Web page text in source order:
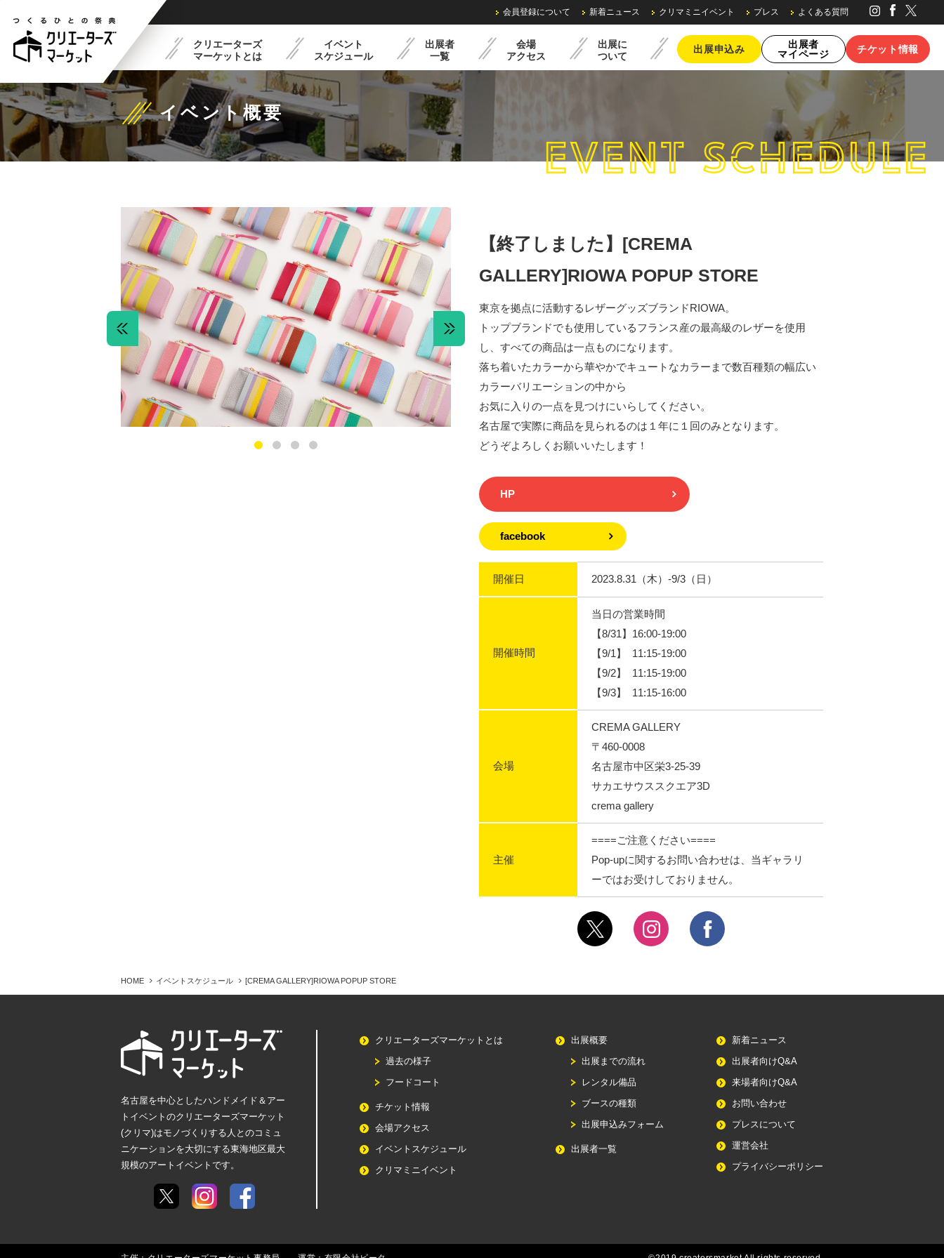
クリエーターズ
マーケットとは
リエーターズマーケット
とは
フードコート紹介 過去の様子
イベント
スケジュール
最新イベントスケジュール クリマミニイベント
出展者
一覧
会場
アクセス
出展に
ついて
出展概要 出展までの流れ レンタル備品・料金 ブースの種類・料金
出展申込み
出展者
マイページ
チケット情報
会員登録について 新着ニュース クリマミニイベント プレス よくある質問
イベント概要
EVENT SCHEDULE
【終了しました】[CREMA
GALLERY]RIOWA POPUP STORE
東京を拠点に活動するレザーグッズブランドRIOWA。
トップブランドでも使用しているフランス産の最高級のレザーを使用
し、すべての商品は一点ものになります。
落ち着いたカラーから華やかでキュートなカラーまで数百種類の幅広い
カラーバリエーションの中から
お気に入りの一点を見つけにいらしてください。
名古屋で実際に商品を見られるのは１年に１回のみとなります。
どうぞよろしくお願いいたします！
HP
facebook
開催日 2023.8.31（木）-9/3（日）
開催時間
当日の営業時間
【8/31】16:00-19:00
【9/1】 11:15-19:00
【9/2】 11:15-19:00
【9/3】 11:15-16:00
会場
CREMA GALLERY
〒460-0008
名古屋市中区栄3-25-39
サカエサウススクエア3D
crema gallery
主催
====ご注意ください====
Pop-upに関するお問い合わせは、当ギャラリ
ーではお受けしておりません。
HOME イベントスケジュール [CREMA GALLERY]RIOWA POPUP STORE
名古屋を中心としたハンドメイド＆アー
トイベントのクリエーターズマーケット
(クリマ)はモノづくりする人とのコミュ
ニケーションを大切にする東海地区最大
規模のアートイベントです。
クリエーターズマーケットとは
過去の様子
フードコート
チケット情報
会場アクセス
イベントスケジュール
クリマミニイベント
出展概要
出展までの流れ
レンタル備品
ブースの種類
出展申込みフォーム
出展者一覧
新着ニュース
出展者向けQ&A
来場者向けQ&A
お問い合わせ
プレスについて
運営会社
プライバシーポリシー